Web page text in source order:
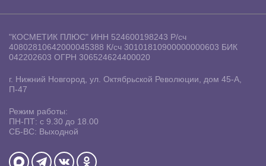
"КОСМЕТИК ПЛЮС" ИНН 524600198243 Р/сч
40802810642000045388 К/сч 30101810900000000603 БИК
042202603 ОГРН 306524624400020
г. Нижний Новгород, ул. Октябрьской Революции, дом 45-А,
П-47
Режим работы:
ПН-ПТ: с 9.30 до 18.00
СБ-ВС: Выходной